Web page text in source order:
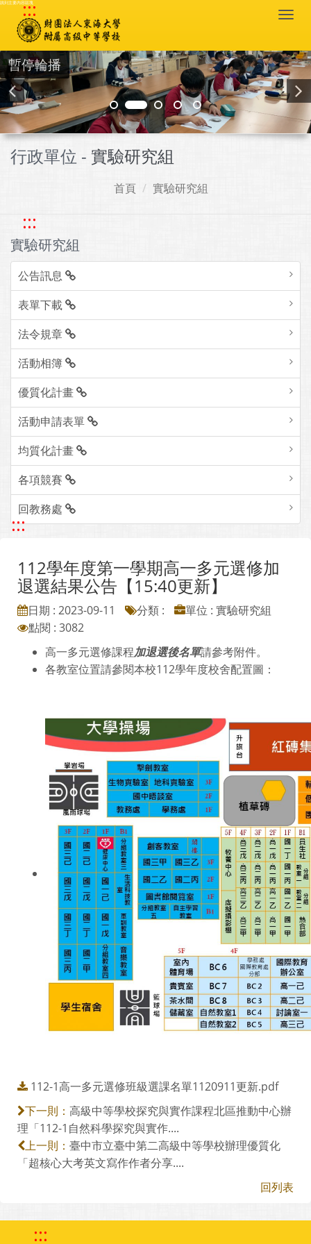
跳到主要內容區塊
:::
暫停輪播
行政單位 - 實驗研究組
首頁 實驗研究組
:::
實驗研究組
公告訊息
表單下載
法令規章
活動相簿
優質化計畫
活動申請表單
均質化計畫
各項競賽
回教務處
:::
112學年度第一學期高一多元選修加
退選結果公告【15:40更新】
日期 : 2023-09-11 分類 :
單位 : 實驗研究組
點閱 : 3082
高一多元選修課程加退選後名單請參考附件。
各教室位置請參閱本校112學年度校舍配置圖：
112-1高一多元選修班級選課名單1120911更新.pdf
下一則： 高級中等學校探究與實作課程北區推動中心辦
理「112-1自然科學探究與實作....
上一則： 臺中市立臺中第二高級中等學校辦理優質化
「超核心大考英文寫作作者分享....
回列表
:::